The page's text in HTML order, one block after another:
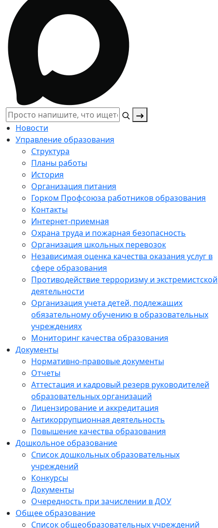
Поиск:
Новости
Управление образования
Структура
Планы работы
История
Организация питания
Горком Профсоюза работников образования
Контакты
Интернет-приемная
Охрана труда и пожарная безопасность
Организация школьных перевозок
Независимая оценка качества оказания услуг в
сфере образования
Противодействие терроризму и экстремистской
деятельности
Организация учета детей, подлежащих
обязательному обучению в образовательных
учреждениях
Мониторинг качества образования
Документы
Нормативно-правовые документы
Отчеты
Аттестация и кадровый резерв руководителей
образовательных организаций
Лицензирование и аккредитация
Антикоррупционная деятельность
Повышение качества образования
Дошкольное образование
Список дошкольных образовательных
учреждений
Конкурсы
Документы
Очередность при зачислении в ДОУ
Общее образование
Список общеобразовательных учреждений